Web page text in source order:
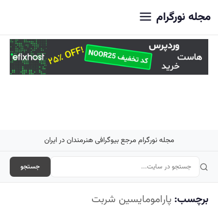
مجله نورگرام
مجله نورگرام مرجع بیوگرافی هنرمندان در ایران
جستجو
برچسب: پارامومایسین شربت